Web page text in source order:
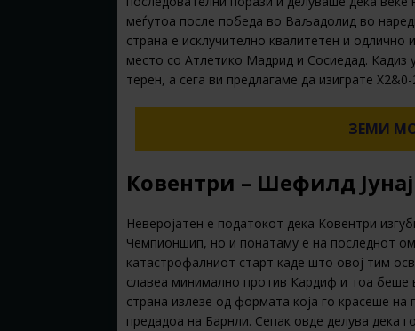
меѓутоа после победа во Ваљадолид во
страна е исклучително квалитетен и
место со Атлетико Мадрид и Сосиедад.
терен, а сега ви предлагаме да изиграте
ЗЕМИ
Ковентри – Шефилд
Неверојатен е податокот дека Ковентри
Чемпионшип, но и понатаму е на последнот
катастрофалниот старт каде што овој тим
славеа минимално против Кардиф и тоа беше
страна излезе од формата која го красеше на
предадоа на Барнли. Сепак овде делува дека